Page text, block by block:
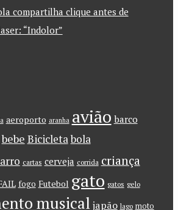
compartilha clique antes de
“Indolor”
aeroporto aranha avião barco
bebe Bicicletabola
cartas cerveja corrida criança
fogo Futebol gato gatos gelo
musical japão lago moto